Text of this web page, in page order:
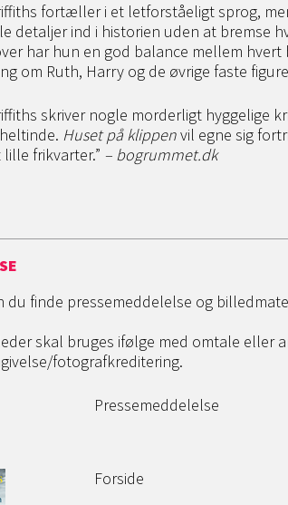
fortæller i et letforståeligt sprog,
detaljer ind i historien uden at bremse
har hun en god balance mellem
om Ruth, Harry og de øvrige faste
skriver nogle morderligt hyggelige
Huset på klippenvil egne sig
lille frikvarter.” – bogrummet.dk
du finde pressemeddelelse og
skal bruges ifølge med omtale eller
fotografkreditering.
Pressemeddelelse
Forside